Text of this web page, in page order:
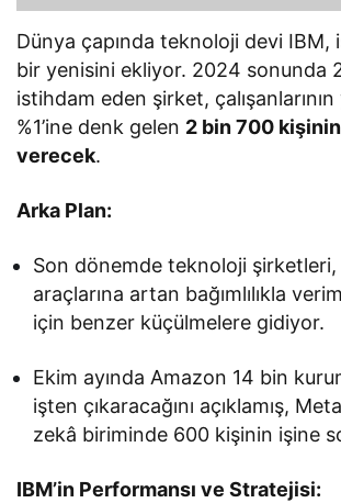
Dünya çapında teknoloji devi IBM,
bir yenisini ekliyor. 2024 sonunda
istihdam eden şirket, çalışanlarının
%1’ine denk gelen 2 bin 700
verecek.
Arka Plan:
Son dönemde teknoloji
araçlarına artan bağımlılıkla
için benzer küçülmelere gidiyor.
Ekim ayında Amazon 14 bin
işten çıkaracağını açıklamış,
zekâ biriminde 600 kişinin işine
IBM’in Performansı ve Stratejisi: